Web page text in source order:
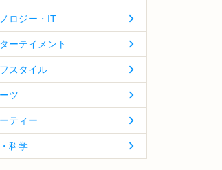
ロジー・IT
ーテイメント
スタイル
ツ
ティー
科学